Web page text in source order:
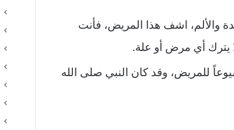
والألم، اشف هذا المريض، فأنت
يترك أي مرض أو علة.
للمريض، وقد كان النبي صلى الله